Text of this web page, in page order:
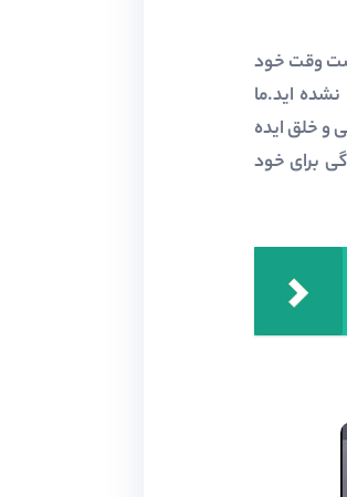
وقت خود
اید.ما
و خلق ایده
برای خود